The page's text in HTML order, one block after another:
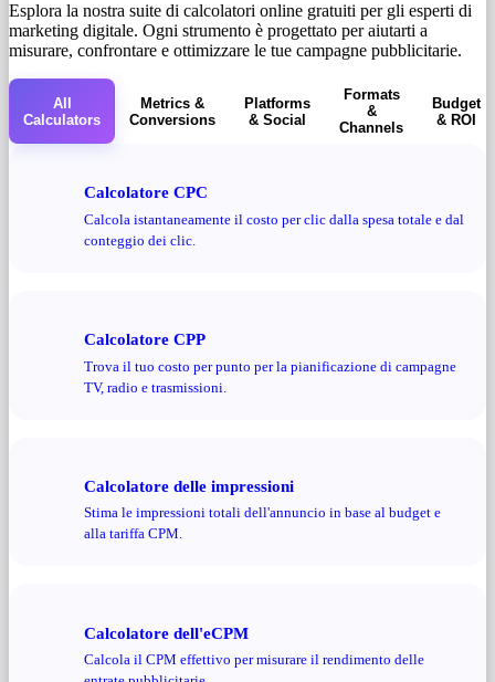
Esplora la nostra suite di calcolatori online gratuiti per gli esperti di
marketing digitale. Ogni strumento è progettato per aiutarti a
misurare, confrontare e ottimizzare le tue campagne pubblicitarie.
All
Calculators
Metrics &
Conversions
Platforms
& Social
Formats
&
Channels
Budget
& ROI
Calcolatore CPC
Calcola istantaneamente il costo per clic dalla spesa totale e dal
conteggio dei clic.
Calcolatore CPP
Trova il tuo costo per punto per la pianificazione di campagne
TV, radio e trasmissioni.
Calcolatore delle impressioni
Stima le impressioni totali dell'annuncio in base al budget e
alla tariffa CPM.
Calcolatore dell'eCPM
Calcola il CPM effettivo per misurare il rendimento delle